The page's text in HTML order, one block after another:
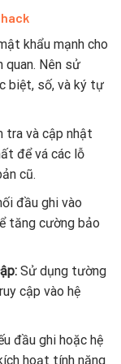
khẩu mạnh cho
Nên sử
biệt, số, và ký tự
tra và cập nhật
để vá các lỗ
cũ.
đầu ghi vào
tăng cường bảo
Sử dụng tường
cập vào hệ
đầu ghi hoặc hệ
hoạt tính năng